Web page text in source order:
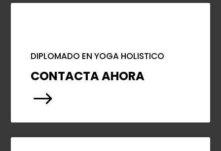
DIPLOMADO EN YOGA HOLISTICO
CONTACTA AHORA
$